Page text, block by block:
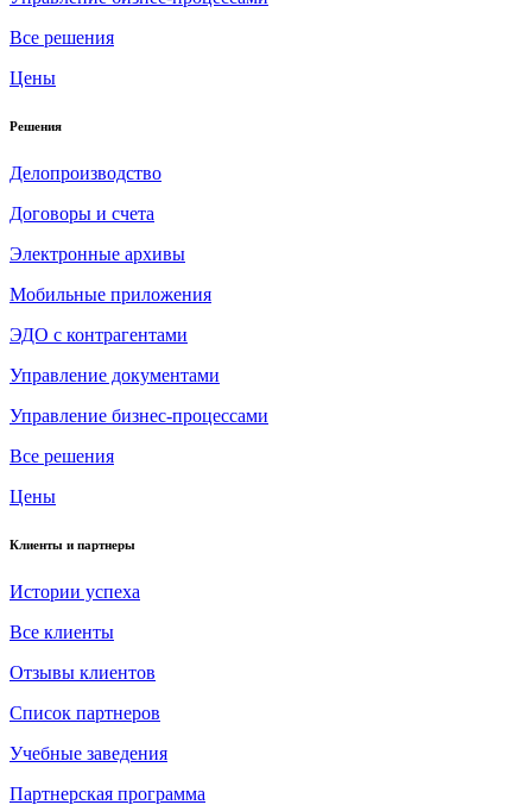
Все решения
Цены
Решения
Делопроизводство
Договоры и счета
Электронные архивы
Мобильные приложения
ЭДО с контрагентами
Управление документами
Управление бизнес-процессами
Все решения
Цены
Клиенты и партнеры
Истории успеха
Все клиенты
Отзывы клиентов
Список партнеров
Учебные заведения
Партнерская программа